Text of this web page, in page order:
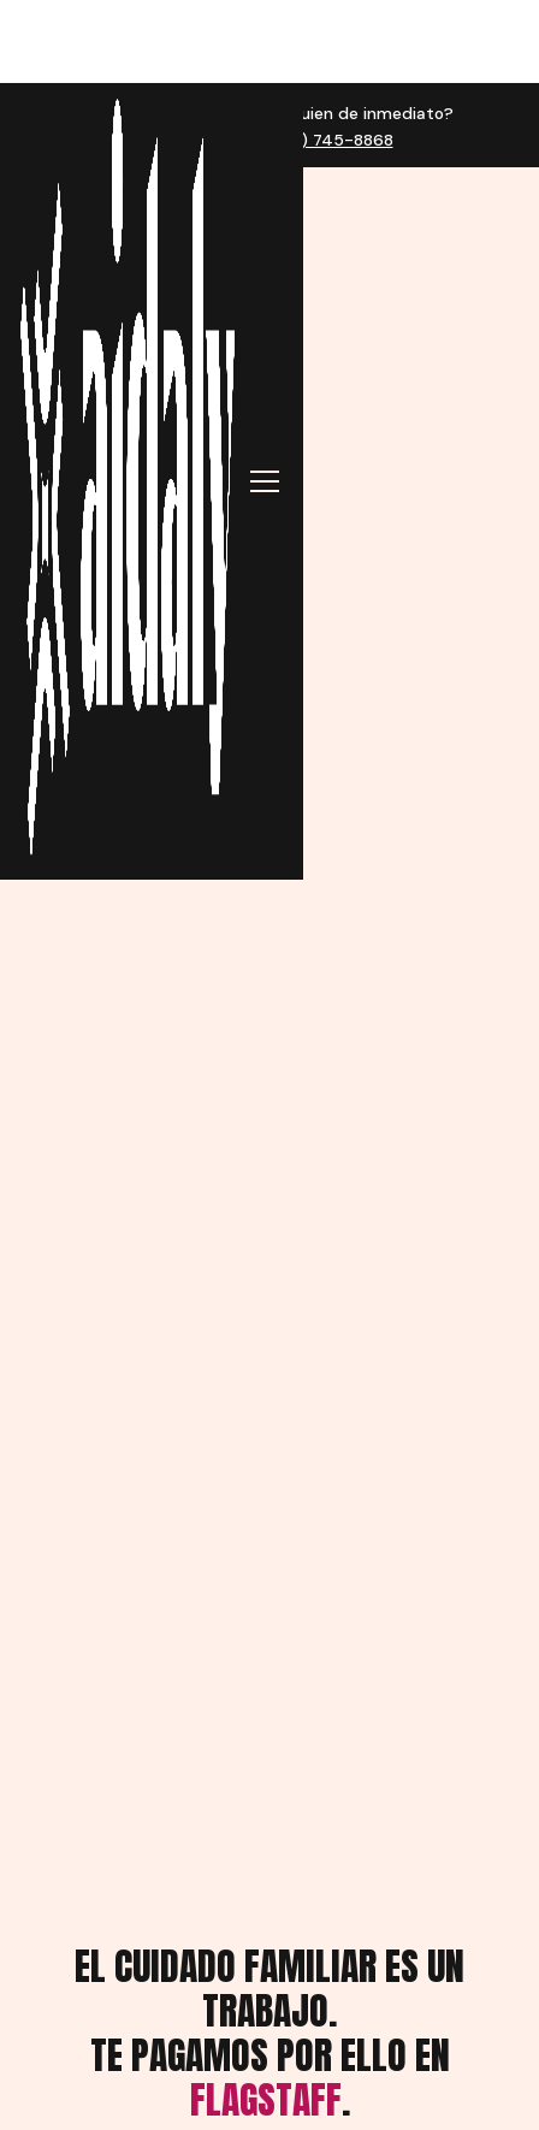
¿Quieres hablar con alguien de inmediato?
Call us now at (623) 745-8868
EL CUIDADO FAMILIAR ES UN
TRABAJO.
TE PAGAMOS POR ELLO EN
FLAGSTAFF.